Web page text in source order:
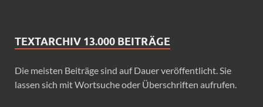
TEXTARCHIV 13.000 BEITRÄGE
Die meisten Beiträge sind auf Dauer veröffentlicht. Sie
lassen sich mit Wortsuche oder Überschriften aufrufen.